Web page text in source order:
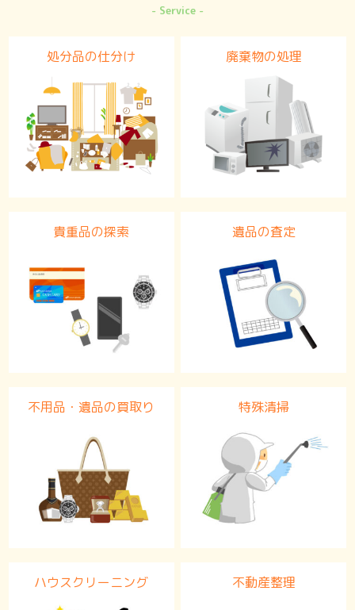
Service
処分品の仕分け 廃棄物の処理
貴重品の探索 遺品の査定
不用品・遺品の買取り 特殊清掃
ハウスクリーニング 不動産整理